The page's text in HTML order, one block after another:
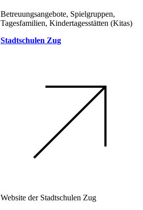
Betreuungsangebote, Spielgruppen,
Tagesfamilien, Kindertagesstätten (Kitas)
Stadtschulen Zug
Website der Stadtschulen Zug